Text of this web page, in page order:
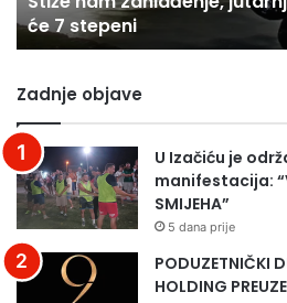
će 7 stepeni
Zadnje objave
U Izačiću je
manifestacija:
SMIJEHA”
5 dana prije
PODUZETNIČKI
HOLDING